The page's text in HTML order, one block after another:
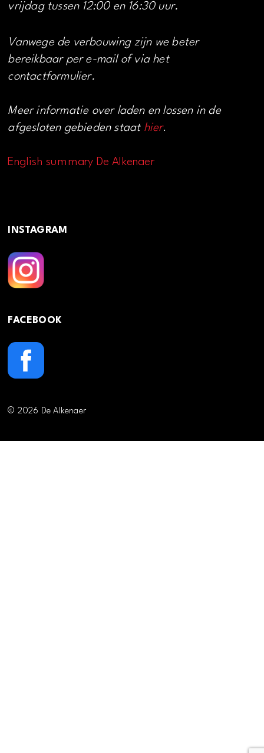
vrijdag tussen 12:00 en 16:30 uur.
Vanwege de verbouwing zijn we beter
bereikbaar per e-mail of via het
contactformulier.
Meer informatie over laden en lossen in de
afgesloten gebieden staat hier.
English summary De Alkenaer
INSTAGRAM
FACEBOOK
© 2026 De Alkenaer